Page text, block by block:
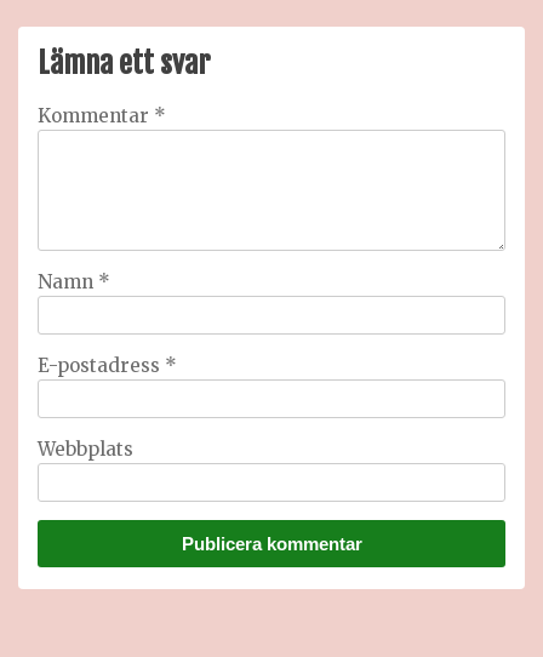
Lämna ett svar
Kommentar *
Namn *
E-postadress *
Webbplats